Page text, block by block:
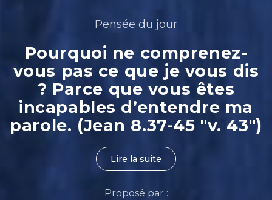
Pensée du jour
Pourquoi ne comprenez-
vous pas ce que je vous dis
? Parce que vous êtes
incapables d’entendre ma
parole. (Jean 8.37-45 "v. 43")
Lire la suite
Proposé par :